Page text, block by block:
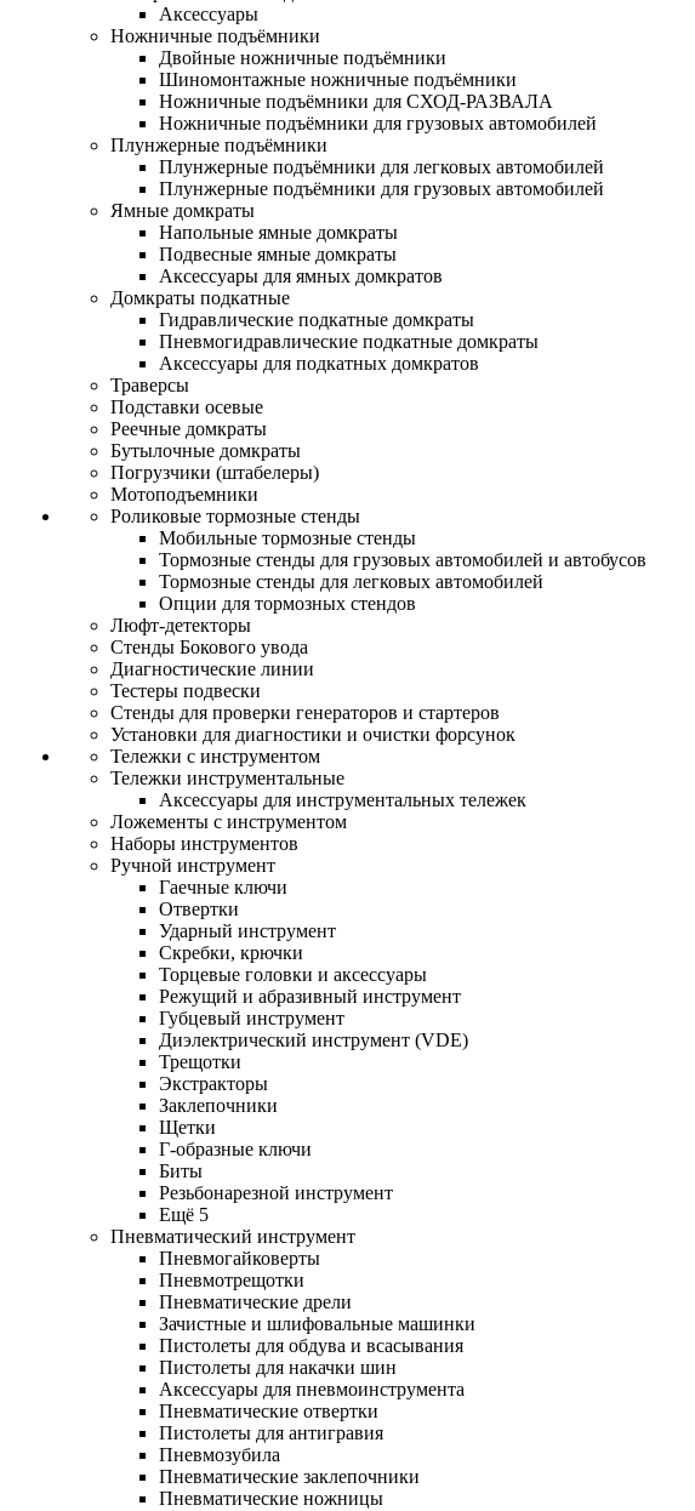
Аксессуары
Ножничные подъёмники
Двойные ножничные подъёмники
Шиномонтажные ножничные подъёмники
Ножничные подъёмники для СХОД-РАЗВАЛА
Ножничные подъёмники для грузовых автомобилей
Плунжерные подъёмники
Плунжерные подъёмники для легковых автомобилей
Плунжерные подъёмники для грузовых автомобилей
Ямные домкраты
Напольные ямные домкраты
Подвесные ямные домкраты
Аксессуары для ямных домкратов
Домкраты подкатные
Гидравлические подкатные домкраты
Пневмогидравлические подкатные домкраты
Аксессуары для подкатных домкратов
Траверсы
Подставки осевые
Реечные домкраты
Бутылочные домкраты
Погрузчики (штабелеры)
Мотоподъемники
Роликовые тормозные стенды
Мобильные тормозные стенды
Тормозные стенды для грузовых автомобилей и автобусов
Тормозные стенды для легковых автомобилей
Опции для тормозных стендов
Люфт-детекторы
Стенды Бокового увода
Диагностические линии
Тестеры подвески
Стенды для проверки генераторов и стартеров
Установки для диагностики и очистки форсунок
Тележки с инструментом
Тележки инструментальные
Аксессуары для инструментальных тележек
Ложементы с инструментом
Наборы инструментов
Ручной инструмент
Гаечные ключи
Отвертки
Ударный инструмент
Скребки, крючки
Торцевые головки и аксессуары
Режущий и абразивный инструмент
Губцевый инструмент
Диэлектрический инструмент (VDE)
Трещотки
Экстракторы
Заклепочники
Щетки
Г-образные ключи
Биты
Резьбонарезной инструмент
Ещё 5
Пневматический инструмент
Пневмогайковерты
Пневмотрещотки
Пневматические дрели
Зачистные и шлифовальные машинки
Пистолеты для обдува и всасывания
Пистолеты для накачки шин
Аксессуары для пневмоинструмента
Пневматические отвертки
Пистолеты для антигравия
Пневмозубила
Пневматические заклепочники
Пневматические ножницы